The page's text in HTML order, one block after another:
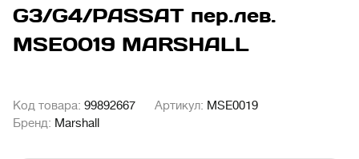
G3/G4/PASSAT пер.лев.
MSE0019 MARSHALL
Код товара: 99892667 Артикул: MSE0019
Бренд: Marshall